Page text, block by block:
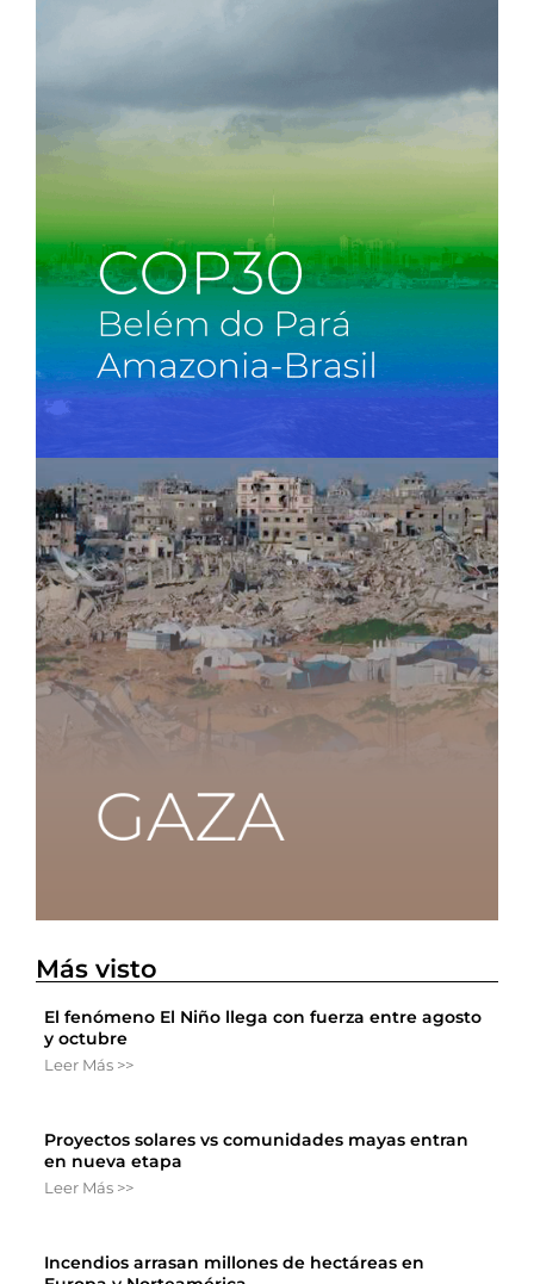
Más visto
El fenómeno El Niño llega con fuerza entre agosto
y octubre
Leer Más >>
Proyectos solares vs comunidades mayas entran
en nueva etapa
Leer Más >>
Incendios arrasan millones de hectáreas en